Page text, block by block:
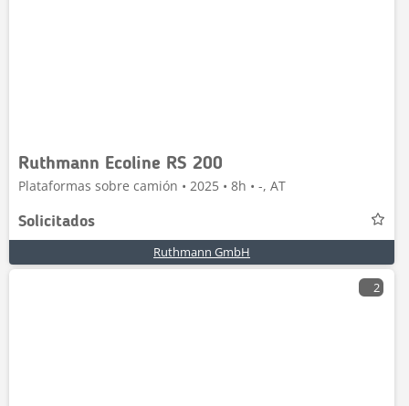
Ruthmann Ecoline RS 200
Plataformas sobre camión • 2025 • 8h • -, AT
Solicitados
Ruthmann GmbH
2